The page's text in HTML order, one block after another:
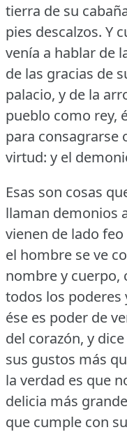
tierra de su
pies descalzos. Y
venía a hablar de
de las gracias de
palacio, y de la
pueblo como rey,
para consagrarse
virtud: y el
Esas son cosas
llaman demonios
vienen de lado
el hombre se ve
nombre y cuerpo,
todos los poderes
ése es poder de
del corazón, y
sus gustos más
la verdad es que
delicia más
que cumple con